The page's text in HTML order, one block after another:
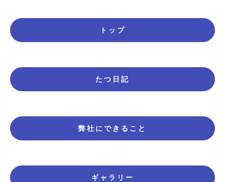
トップ
たつ日記
弊社にできること
ギャラリー